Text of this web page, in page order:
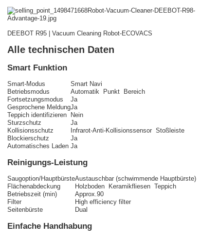
DEEBOT R95 | Vacuum Cleaning Robot-ECOVACS
Alle technischen Daten
Smart Funktion
Smart-Modus
Smart Navi
Betriebsmodus
Automatik Punkt Bereich
Fortsetzungsmodus
Ja
Gesprochene MeldungJa
Teppich identifizieren
Nein
Sturzschutz
Ja
Kollisionsschutz
Infrarot-Anti-Kollisionssensor Stoßleiste
Blockierschutz
Ja
Automatisches Laden Ja
Reinigungs-Leistung
Saugoption/HauptbürsteAustauschbar (schwimmende Hauptbürste)
Flächenabdeckung
Holzboden Keramikfliesen Teppich
Betriebszeit (min)
Approx.90
Filter
High efficiency filter
Seitenbürste
Dual
Einfache Handhabung